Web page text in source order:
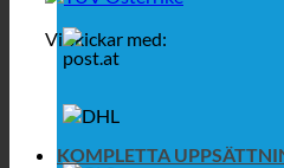
Vi skickar med:
KOMPLETTA